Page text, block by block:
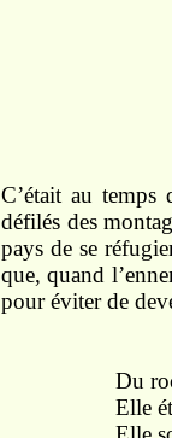
C’était au temps
défilés des
pays de se
que, quand
pour éviter de
Du roc
Elle était